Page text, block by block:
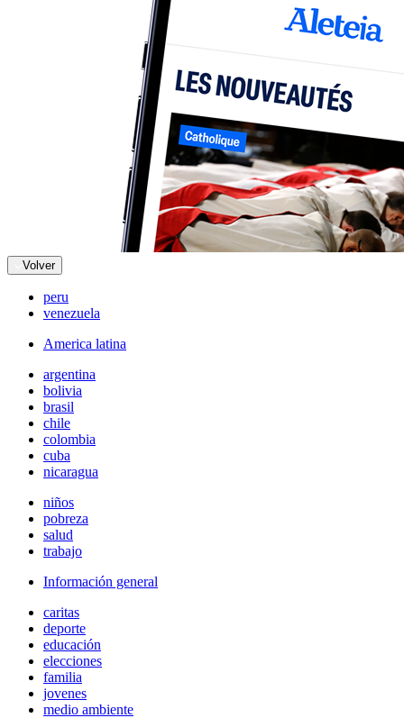
Volver
peru
venezuela
America latina
argentina
bolivia
brasil
chile
colombia
cuba
nicaragua
niños
pobreza
salud
trabajo
Información general
caritas
deporte
educación
elecciones
familia
jovenes
medio ambiente